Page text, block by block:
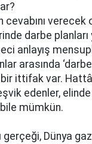
cevabını verecek
darbe planları
anlayış
arasında
ittifak var.
edenler,
mümkün.
gerçeği, Dünya